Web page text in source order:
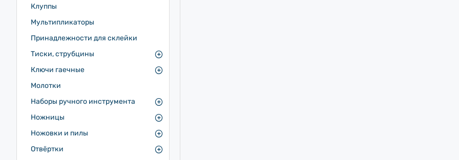
Клуппы
Мультипликаторы
Принадлежности для склейки
Тиски, струбцины
Ключи гаечные
Молотки
Наборы ручного инструмента
Ножницы
Ножовки и пилы
Отвёртки